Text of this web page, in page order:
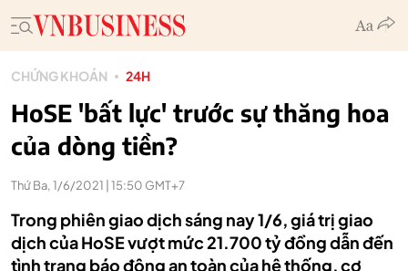
CHỨNG KHOÁN 24H
HoSE 'bất lực' trước sự thăng hoa
của dòng tiền?
Thứ Ba, 1/6/2021 | 15:50 GMT+7
Trong phiên giao dịch sáng nay 1/6, giá trị giao
dịch của HoSE vượt mức 21.700 tỷ đồng dẫn đến
tình trạng báo động an toàn của hệ thống, cơ